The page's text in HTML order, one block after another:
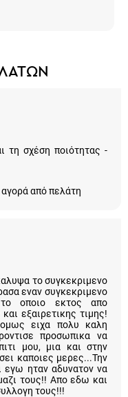
τη σχέση ποιότητας -
από πελάτη
το συγκεκριμενο
εναν συγκεκριμενο
οποιο εκτος απο
εξαιρετικης τιμης!
ειχα πολυ καλη
προσωπικα να
μου, μια και στην
καποιες μερες...Την
εγω ηταν αδυνατον να
τους!! Απο εδω και
τους!!!